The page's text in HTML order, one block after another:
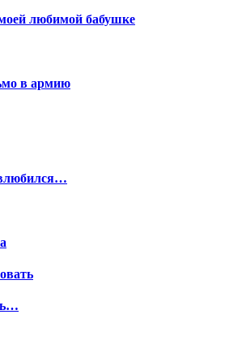
любимой бабушке
в армию